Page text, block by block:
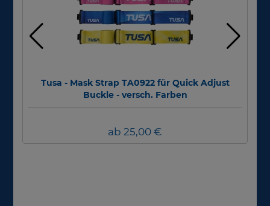
Tusa - Mask Strap TA0922 für Quick Adjust
Buckle - versch. Farben
ab 25,00 €